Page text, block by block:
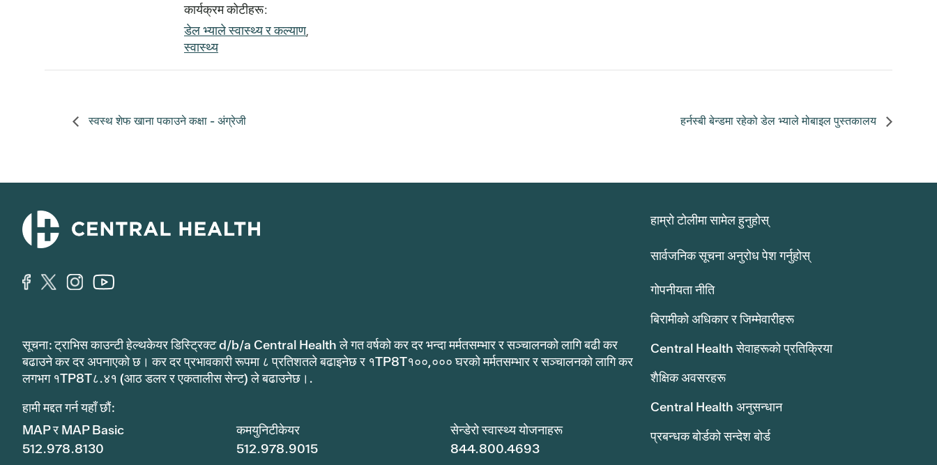
कार्यक्रम कोटीहरू:
डेल भ्याले स्वास्थ्य र कल्याण,
स्वास्थ्य
स्वस्थ शेफ खाना पकाउने कक्षा - अंग्रेजी हर्नस्बी बेन्डमा रहेको डेल भ्याले मोबाइल पुस्तकालय
सूचना: ट्राभिस काउन्टी हेल्थकेयर डिस्ट्रिक्ट d/b/a Central Health ले गत वर्षको कर दर भन्दा मर्मतसम्भार र सञ्चालनको लागि बढी कर
बढाउने कर दर अपनाएको छ। कर दर प्रभावकारी रूपमा ८ प्रतिशतले बढाइनेछ र १TP8T१००,००० घरको मर्मतसम्भार र सञ्चालनको लागि कर
लगभग १TP8T८.४१ (आठ डलर र एकतालीस सेन्ट) ले बढाउनेछ।.
हामी मद्दत गर्न यहाँ छौं:
MAP र MAP Basic
512.978.8130
कमयुनिटीकेयर
512.978.9015
सेन्डेरो स्वास्थ्य योजनाहरू
844.800.4693
हाम्रो टोलीमा सामेल हुनुहोस्
सार्वजनिक सूचना अनुरोध पेश गर्नुहोस्
गोपनीयता नीति
बिरामीको अधिकार र जिम्मेवारीहरू
Central Health सेवाहरूको प्रतिक्रिया
शैक्षिक अवसरहरू
Central Health अनुसन्धान
प्रबन्धक बोर्डको सन्देश बोर्ड